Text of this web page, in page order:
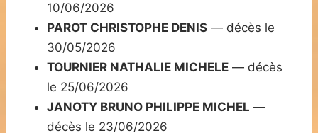
10/06/2026
PAROT CHRISTOPHE DENIS — décès le
30/05/2026
TOURNIER NATHALIE MICHELE — décès
le 25/06/2026
JANOTY BRUNO PHILIPPE MICHEL —
décès le 23/06/2026